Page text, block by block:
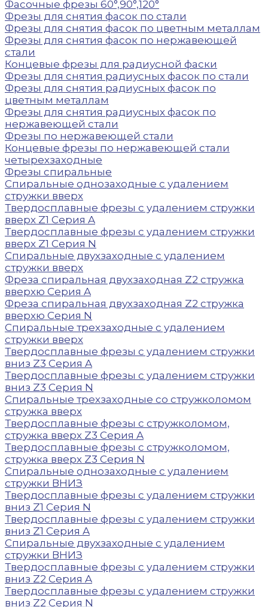
Фасочные фрезы 60°,90°,120°
Фрезы для снятия фасок по стали
Фрезы для снятия фасок по цветным металлам
Фрезы для снятия фасок по нержавеющей
стали
Концевые фрезы для радиусной фаски
Фрезы для снятия радиусных фасок по стали
Фрезы для снятия радиусных фасок по
цветным металлам
Фрезы для снятия радиусных фасок по
нержавеющей стали
Фрезы по нержавеющей стали
Концевые фрезы по нержавеющей стали
четырехзаходные
Фрезы спиральные
Спиральные однозаходные с удалением
стружки вверх
Твердосплавные фрезы с удалением стружки
вверх Z1 Серия A
Твердосплавные фрезы с удалением стружки
вверх Z1 Серия N
Спиральные двухзаходные с удалением
стружки вверх
Фреза спиральная двухзаходная Z2 стружка
вверхю Серия A
Фреза спиральная двухзаходная Z2 стружка
вверхю Серия N
Спиральные трехзаходные с удалением
стружки вверх
Твердосплавные фрезы с удалением стружки
вниз Z3 Серия A
Твердосплавные фрезы с удалением стружки
вниз Z3 Серия N
Спиральные трехзаходные со стружколомом
стружка вверх
Твердосплавные фрезы с стружколомом,
стружка вверх Z3 Серия A
Твердосплавные фрезы с стружколомом,
стружка вверх Z3 Серия N
Спиральные однозаходные с удалением
стружки ВНИЗ
Твердосплавные фрезы с удалением стружки
вниз Z1 Серия N
Твердосплавные фрезы с удалением стружки
вниз Z1 Серия A
Спиральные двухзаходные с удалением
стружки ВНИЗ
Твердосплавные фрезы с удалением стружки
вниз Z2 Серия A
Твердосплавные фрезы с удалением стружки
вниз Z2 Серия N